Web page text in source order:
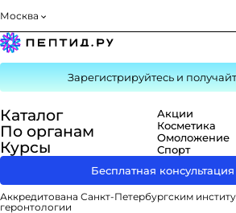
Москва
Зарегистрируйтесь и
Каталог
По органам
Курсы
Акции
Косметика
Омоложение
Спорт
Бесплатная
Аккредитована Санкт-Петербургским
геронтологии